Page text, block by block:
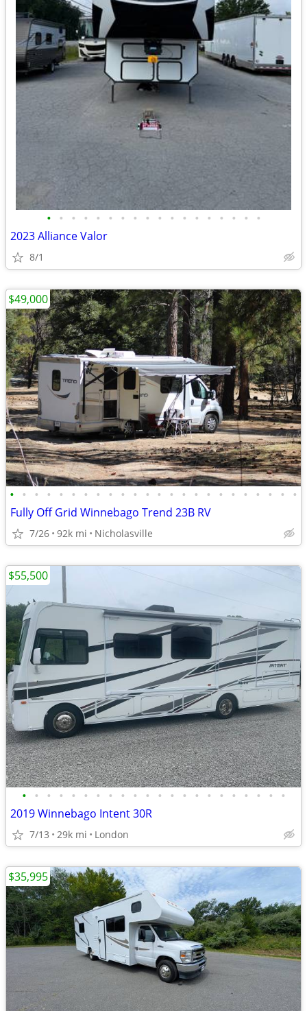
• • • • • • • • • • • • • • • • • •
2023 Alliance Valor
8/1
• • • • • • • • • • • • • • • • • • • • • • • •
Fully Off Grid Winnebago Trend 23B RV
7/26 92k mi Nicholasville
$49,000
• • • • • • • • • • • • • • • • • • • • • •
2019 Winnebago Intent 30R
7/13 29k mi London
$55,500
$35,995